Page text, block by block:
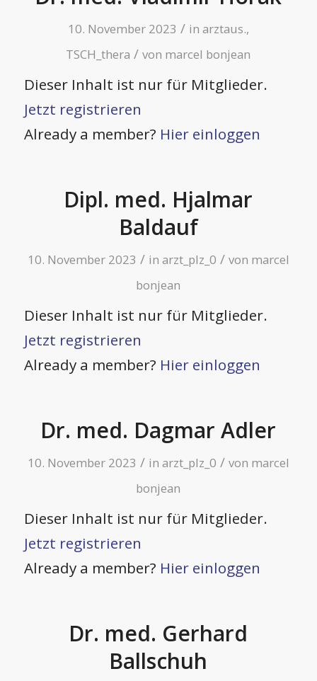
10. November 2023 / in arztaus.,
TSCH_thera / von marcel bonjean
Dieser Inhalt ist nur für Mitglieder.
Jetzt registrieren
Already a member? Hier einloggen
Dipl. med. Hjalmar
Baldauf
10. November 2023 / in arzt_plz_0 / von marcel
bonjean
Dieser Inhalt ist nur für Mitglieder.
Jetzt registrieren
Already a member? Hier einloggen
Dr. med. Dagmar Adler
10. November 2023 / in arzt_plz_0 / von marcel
bonjean
Dieser Inhalt ist nur für Mitglieder.
Jetzt registrieren
Already a member? Hier einloggen
Dr. med. Gerhard
Ballschuh